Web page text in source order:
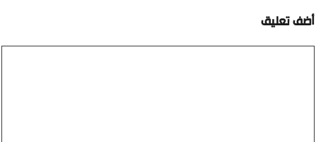
أضف تعليق